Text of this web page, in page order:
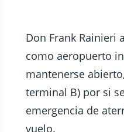
Don Frank Rainieri
como aeropuerto
mantenerse
terminal B) por si
emergencia de
vuelo.